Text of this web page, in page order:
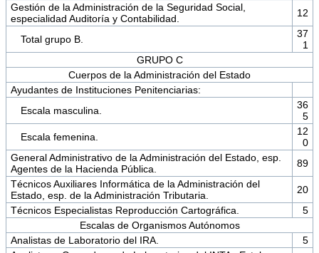
Gestión de la Administración de la Seguridad Social,
especialidad Auditoría y Contabilidad.
12
Total grupo B.
37
1
GRUPO C
Cuerpos de la Administración del Estado
Ayudantes de Instituciones Penitenciarias:
Escala masculina.
36
5
Escala femenina.
12
0
General Administrativo de la Administración del Estado, esp.
Agentes de la Hacienda Pública.
89
Técnicos Auxiliares Informática de la Administración del
Estado, esp. de la Administración Tributaria.
20
Técnicos Especialistas Reproducción Cartográfica.
5
Escalas de Organismos Autónomos
Analistas de Laboratorio del IRA.
5